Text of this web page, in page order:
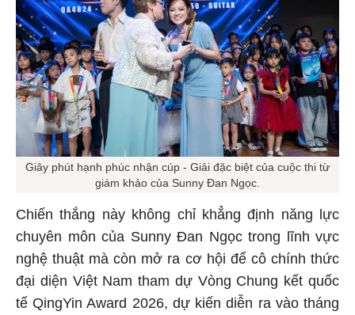
Giây phút hạnh phúc nhận cúp - Giải đặc biệt của cuộc thi từ
giám khảo của Sunny Đan Ngọc.
Chiến thắng này không chỉ khẳng định năng lực
chuyên môn của Sunny Đan Ngọc trong lĩnh vực
nghệ thuật mà còn mở ra cơ hội để cô chính thức
đại diện Việt Nam tham dự Vòng Chung kết quốc
tế QingYin Award 2026, dự kiến diễn ra vào tháng